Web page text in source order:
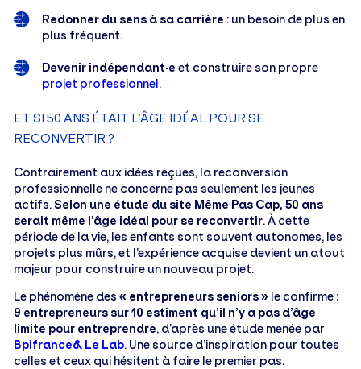
Redonner du sens à sa carrière : un besoin de plus en
plus fréquent.
Devenir indépendant·e et construire son propre
projet professionnel.
ET SI 50 ANS ÉTAIT L’ÂGE IDÉAL POUR SE
RECONVERTIR ?
Contrairement aux idées reçues, la reconversion
professionnelle ne concerne pas seulement les jeunes
actifs. Selon une étude du site Même Pas Cap, 50 ans
serait même l’âge idéal pour se reconvertir. À cette
période de la vie, les enfants sont souvent autonomes, les
projets plus mûrs, et l’expérience acquise devient un atout
majeur pour construire un nouveau projet.
Le phénomène des« entrepreneurs seniors » le confirme :
9 entrepreneurs sur 10 estiment qu’il n’y a pas d’âge
limite pour entreprendre, d’après une étude menée par
Bpifrance& Le Lab. Une source d’inspiration pour toutes
celles et ceux qui hésitent à faire le premier pas.